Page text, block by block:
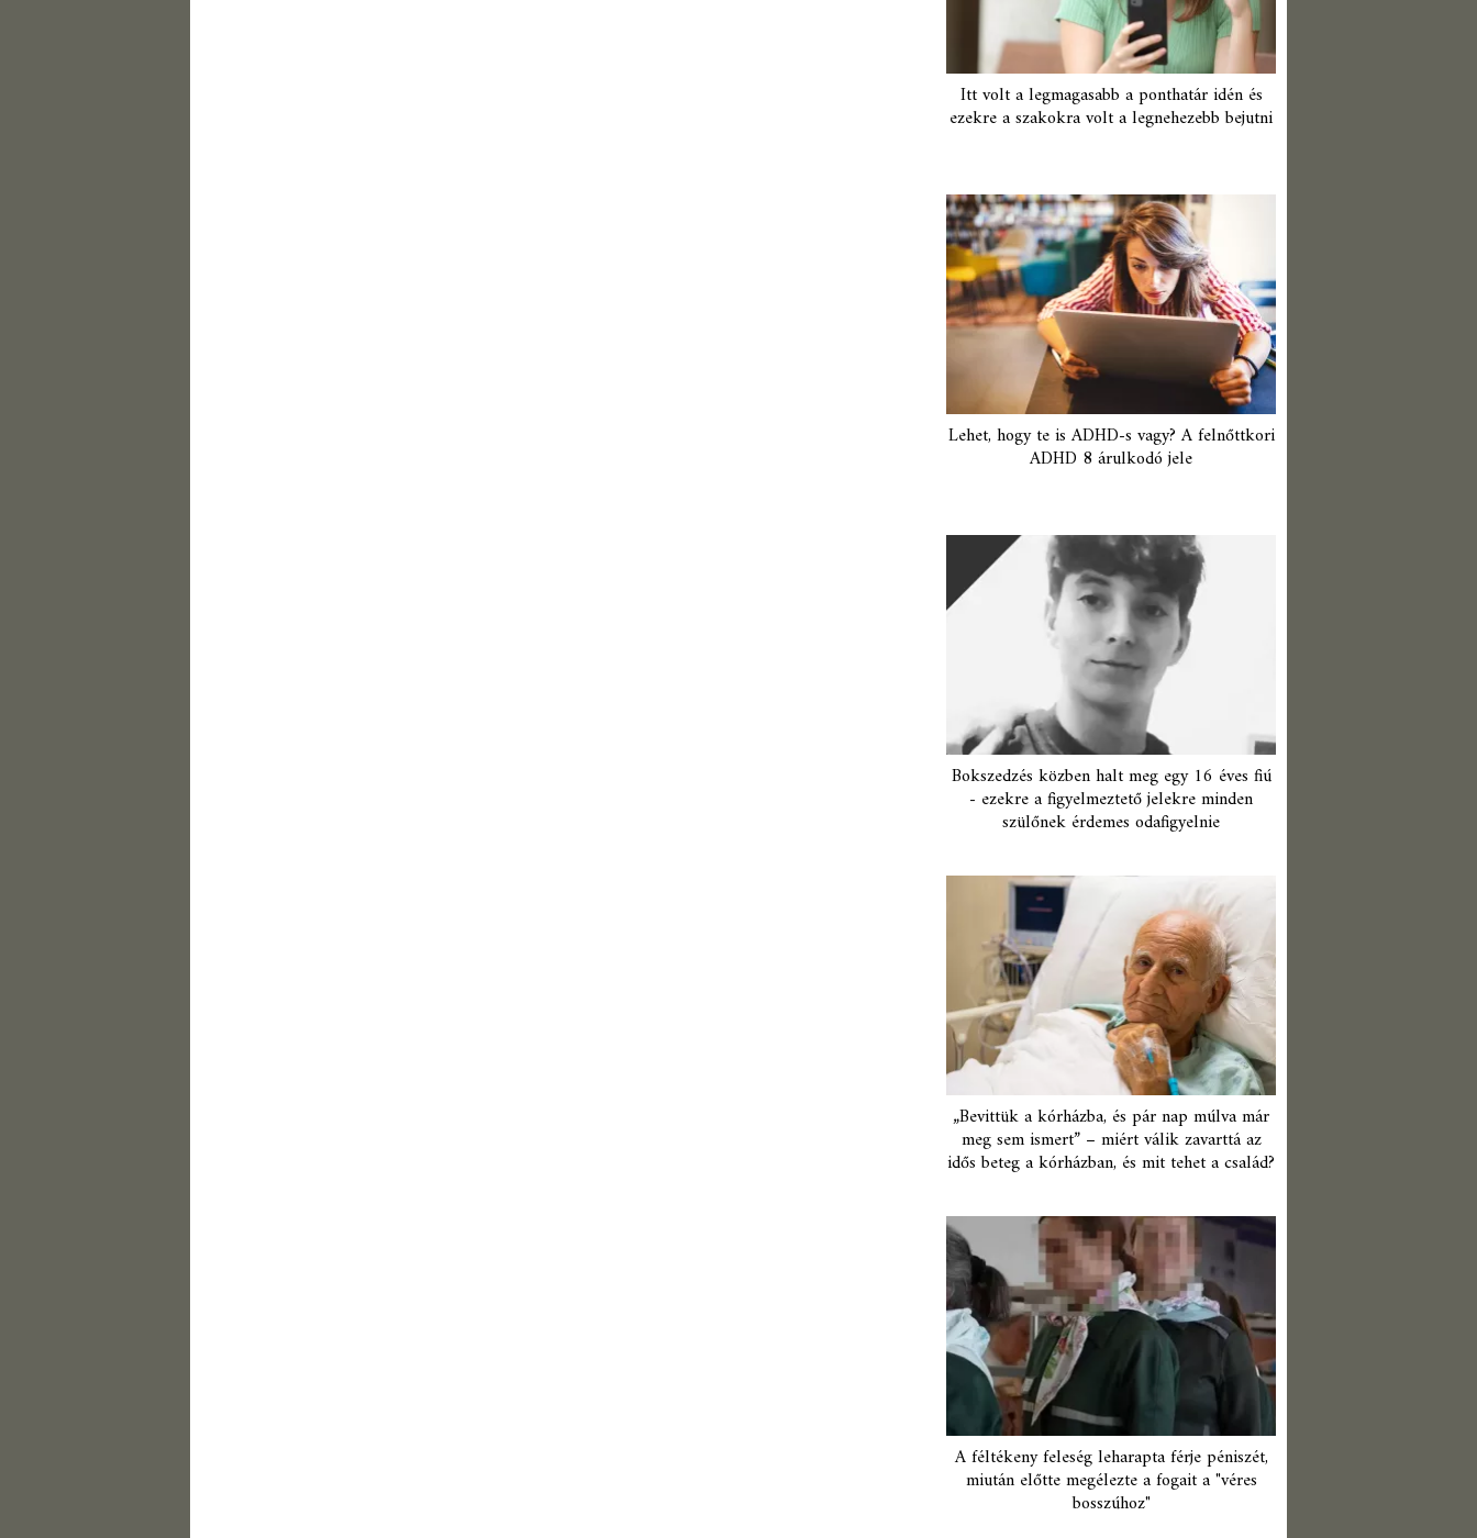
Itt volt a legmagasabb a ponthatár idén és
ezekre a szakokra volt a legnehezebb bejutni
Lehet, hogy te is ADHD-s vagy? A felnőttkori
ADHD 8 árulkodó jele
Bokszedzés közben halt meg egy 16 éves fiú
- ezekre a figyelmeztető jelekre minden
szülőnek érdemes odafigyelnie
„Bevittük a kórházba, és pár nap múlva már
meg sem ismert” – miért válik zavarttá az
idős beteg a kórházban, és mit tehet a család?
A féltékeny feleség leharapta férje péniszét,
miután előtte megélezte a fogait a "véres
bosszúhoz"